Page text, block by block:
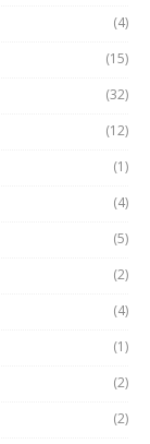
(4)
(15)
(32)
(12)
(1)
(4)
(5)
(2)
(4)
(1)
(2)
(2)